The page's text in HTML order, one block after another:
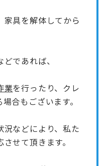
家具を解体してから
であれば、
業を行ったり、 クレ
合もございます。
などにより、私た
せて頂きます。